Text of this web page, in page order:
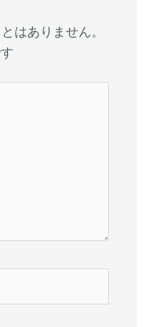
はありません。